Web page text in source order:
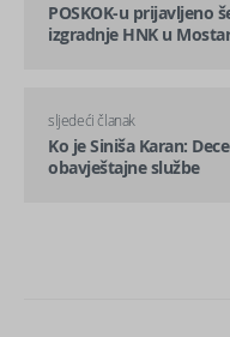
POSKOK-u prijavljeno
izgradnje HNK u
sljedeći članak
Ko je Siniša Karan:
obavještajne službe